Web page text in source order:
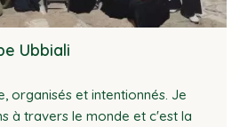
Ubbiali
organisés et intentionnés. Je
à travers le monde et c'est la